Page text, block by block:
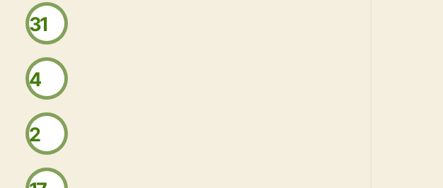
31
4
2